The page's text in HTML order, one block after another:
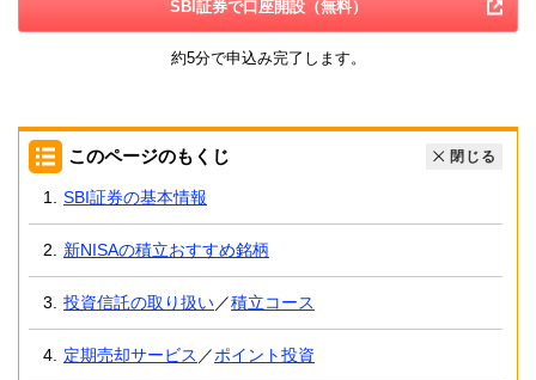
SBI証券で口座開設（無料）
約5分で申込み完了します。
このページのもくじ 閉じる
SBI証券の基本情報
新NISAの積立おすすめ銘柄
投資信託の取り扱い／積立コース
定期売却サービス ／ポイント投資